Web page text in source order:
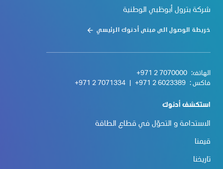
شركة بترول أبوظبي الوطنية
خريطة الوصول الى مبنى أدنوك الرئيسي
الهاتف: +971 2 7070000
فاكس : +971 2 6023389
+971 2 7071334
استكشف أدنوك
الاستدامة و التحوّل في قطاع الطاقة
قيمنا
تاريخنا